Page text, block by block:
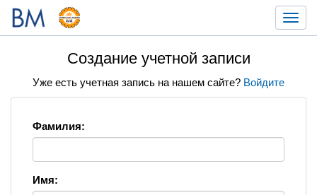
Создание учетной записи
Уже есть учетная запись на нашем сайте? Войдите
Фамилия:
Имя: